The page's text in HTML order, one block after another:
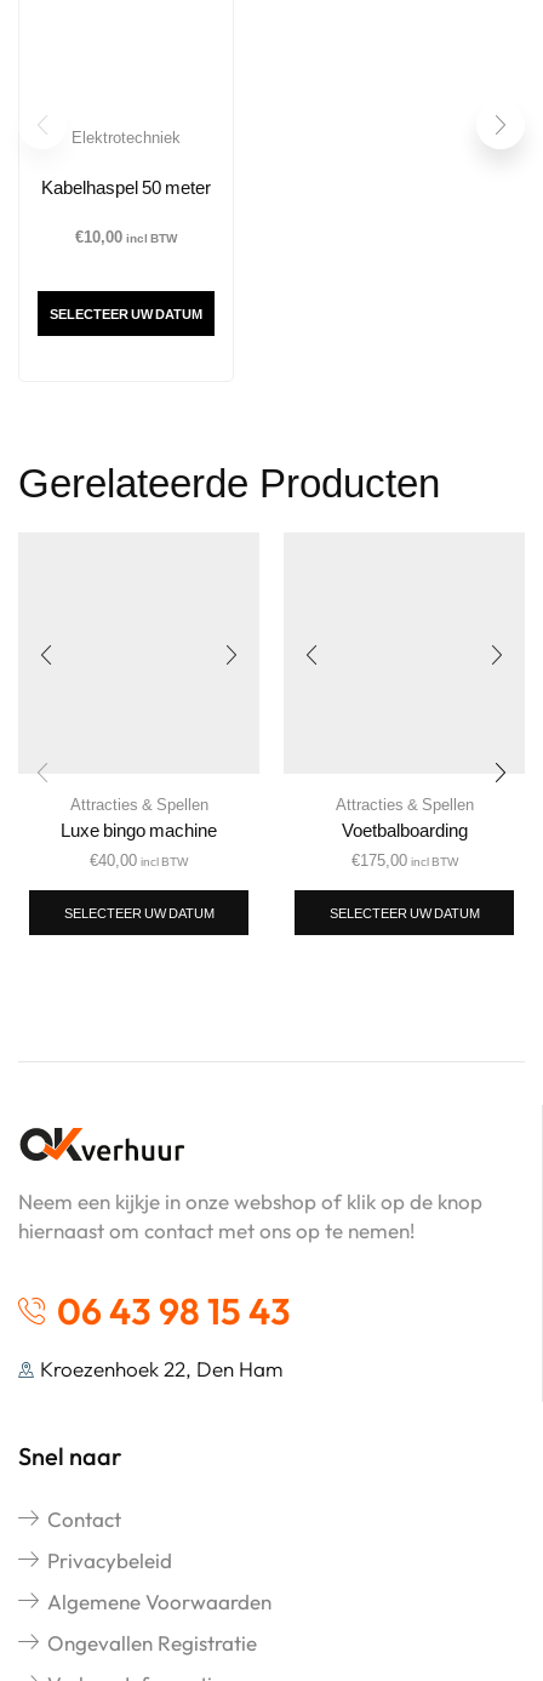
Elektrotechniek
Kabelhaspel 50 meter
€10,00 incl BTW
SELECTEER UW DATUM
Gerelateerde Producten
Attracties & Spellen
Luxe bingo machine
€40,00 incl BTW
SELECTEER UW DATUM
Attracties & Spellen
Voetbalboarding
€175,00 incl BTW
SELECTEER UW DATUM
Neem een kijkje in onze webshop of klik op de knop
hiernaast om contact met ons op te nemen!
06 43 98 15 43
Kroezenhoek 22, Den Ham
Snel naar
Contact
Privacybeleid
Algemene Voorwaarden
Ongevallen Registratie